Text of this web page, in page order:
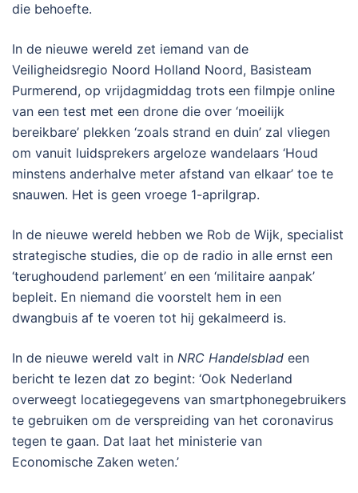
die behoefte.
In de nieuwe wereld zet iemand van de
Veiligheidsregio Noord Holland Noord, Basisteam
Purmerend, op vrijdagmiddag trots een filmpje online
van een test met een drone die over ‘moeilijk
bereikbare’ plekken ‘zoals strand en duin’ zal vliegen
om vanuit luidsprekers argeloze wandelaars ‘Houd
minstens anderhalve meter afstand van elkaar’ toe te
snauwen. Het is geen vroege 1-aprilgrap.
In de nieuwe wereld hebben we Rob de Wijk, specialist
strategische studies, die op de radio in alle ernst een
‘terughoudend parlement’ en een ‘militaire aanpak’
bepleit. En niemand die voorstelt hem in een
dwangbuis af te voeren tot hij gekalmeerd is.
In de nieuwe wereld valt in NRC Handelsblad een
bericht te lezen dat zo begint: ‘Ook Nederland
overweegt locatiegegevens van smartphonegebruikers
te gebruiken om de verspreiding van het coronavirus
tegen te gaan. Dat laat het ministerie van
Economische Zaken weten.’